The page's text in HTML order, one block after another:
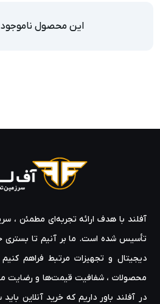
این محصول
آفلند با هدف ارائه‌ تجربه‌ای مطمئن ،
تأسیس شده است. ما بر آنیم تا بستری
دیجیتال و تجهیزات مرتبط فراهم
محصولات ، شفافیت قیمت‌ها و رضایت
در آفلند باور داریم که خرید آنلاین